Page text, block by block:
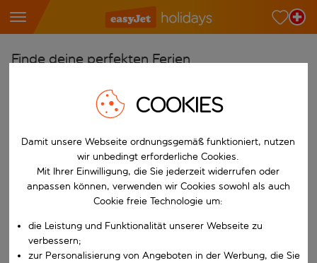
Finde deine perfekten Ferien
Wähle deine Flughäfen
Beginne mit der Eingabe für die automatische
Reiseziele finden
Nach
W&auml;hle ein Ab- und R&uuml;ckflugdatum aus.
Wähle deine Reisedaten
Wann
Wer
COOKIES
Damit unsere Webseite ordnungsgemäß funktioniert, nutzen
wir unbedingt erforderliche Cookies.
Mit Ihrer Einwilligung, die Sie jederzeit widerrufen oder
anpassen können, verwenden wir Cookies sowohl als auch
Cookie freie Technologie um:
die Leistung und Funktionalität unserer Webseite zu
verbessern;
zur Personalisierung von Angeboten in der Werbung, die Sie